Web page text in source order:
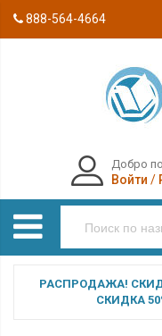
888-564-4664
Добро
Войти /
РАСПРОДАЖА!
СКИДКА